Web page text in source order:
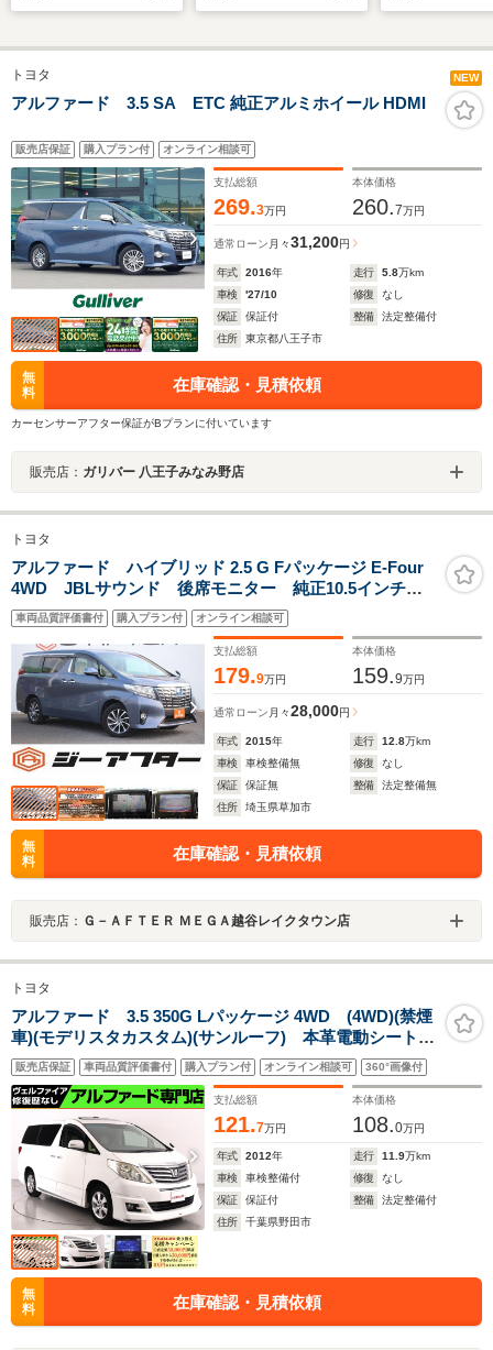
アイドリングストッ
プ/禁煙車/エアバッグ
運転席/エアバッグ 助
メモリ 全ドアイージ
ヤサンシェード 前席
ン 全席シートヒータ
ー ETC
ク/Bluetooth
続/ETC2.0/
ABS/横滑り防
トヨタ NEW
アルファード 3.5 SA ETC 純正アルミホイール HDMI
販売店保証 購入プラン付 オンライン相談可
支払総額
269.3万円
本体価格
260.7万円
通常ローン 月々31,200円
年式 2016年 走行 5.8万km
車検
'27/10 修復
なし
保証
保証付 整備
法定整備付
住所
東京都八王子市
無
料
在庫確認・見積依頼
カーセンサーアフター保証がBプランに付いています
販売店： ガリバー 八王子みなみ野店
トヨタ
アルファード ハイブリッド 2.5 G Fパッケージ E-Four
4WD JBLサウンド 後席モニター 純正10.5インチナ
ビ フルセグTV バックカメラ 両側電動スライドド
ア 電動リアゲート シートヒーター パワーシート
100V電源 レーンキープアシスト
車両品質評価書付 購入プラン付 オンライン相談可
支払総額
179.9万円
本体価格
159.9万円
通常ローン 月々28,000円
年式 2015年 走行 12.8万km
車検
車検整備無 修復
なし
保証
保証無 整備
法定整備無
住所
埼玉県草加市
無
料
在庫確認・見積依頼
販売店： Ｇ－ＡＦＴＥＲ ＭＥＧＡ越谷レイクタウン店
トヨタ
アルファード 3.5 350G Lパッケージ 4WD (4WD)(禁煙
車)(モデリスタカスタム)(サンルーフ) 本革電動シート
シートヒーター&メモリー ETC 後席モニター クルコ
ン 両側電動スライド クリアランスソナー フルフラ
ット パワーバックドア
販売店保証 車両品質評価書付 購入プラン付 オンライン相談可 360°画像付
支払総額
121.7万円
本体価格
108.0万円
年式 2012年 走行 11.9万km
車検
車検整備付 修復
なし
保証
保証付 整備
法定整備付
住所
千葉県野田市
無
料
在庫確認・見積依頼